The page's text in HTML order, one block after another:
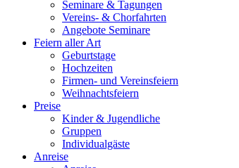
Seminare & Tagungen
Vereins- & Chorfahrten
Angebote Seminare
Feiern aller Art
Geburtstage
Hochzeiten
Firmen- und Vereinsfeiern
Weihnachtsfeiern
Preise
Kinder & Jugendliche
Gruppen
Individualgäste
Anreise